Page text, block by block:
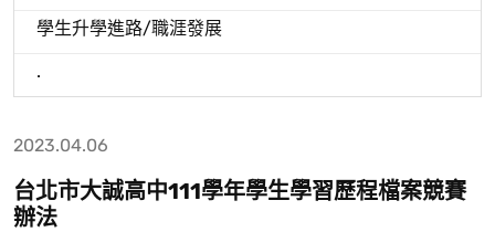
學生升學進路/職涯發展
.
2023.04.06
台北市大誠高中111學年學生學習歷程檔案競賽
辦法